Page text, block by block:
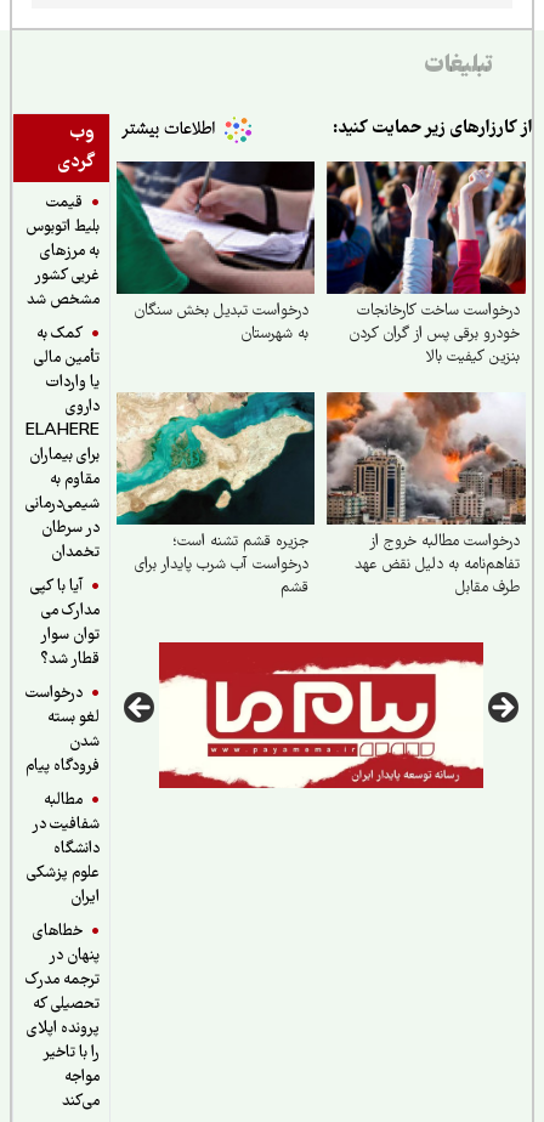
تبلیغات
وب
گردی
قیمت
بلیط اتوبوس
به مرزهای
غربی کشور
مشخص شد
کمک به
تأمین مالی
یا واردات
داروی
ELAHERE
برای بیماران
مقاوم به
شیمی‌درمانی
در سرطان
تخمدان
آیا با کپی
مدارک می
توان سوار
قطار شد؟
درخواست
لغو بسته
فرودگاه پیام
مطالبه
شفافیت در
دانشگاه
علوم پزشکی
خطاهای
پنهان در
ترجمه مدرک
تحصیلی که
پرونده اپلای
را با تاخیر
زیر حمایت کنید:
ساخت کارخانجات
برقی پس از گران کردن
کیفیت بالا
درخواست تبدیل بخش سنگان
به شهرستان
مطالبه خروج از
به دلیل نقض عهد
مقابل
جزیره قشم تشنه است؛
درخواست آب شرب پایدار برای